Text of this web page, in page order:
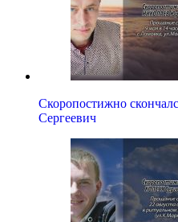
Скоропостижно
Сергеевич